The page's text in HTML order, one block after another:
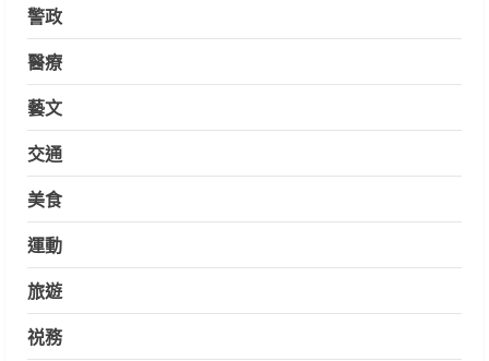
警政
醫療
藝文
交通
美食
運動
旅遊
祱務